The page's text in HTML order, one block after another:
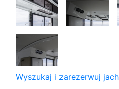
Wyszukaj i zarezerwuj